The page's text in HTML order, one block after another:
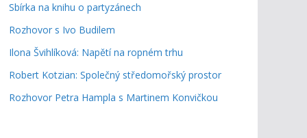
Sbírka na knihu o partyzánech
Rozhovor s Ivo Budilem
Ilona Švihlíková: Napětí na ropném trhu
Robert Kotzian: Společný středomořský prostor
Rozhovor Petra Hampla s Martinem Konvičkou